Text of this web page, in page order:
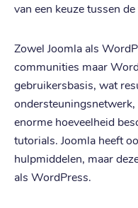
van een keuze tussen
Zowel Joomla als
communities maar
gebruikersbasis, wat
ondersteuningsnetwerk,
enorme hoeveelheid
tutorials. Joomla heeft
hulpmiddelen, maar
als WordPress.